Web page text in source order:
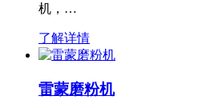
机，…
了解详情
雷蒙磨粉机